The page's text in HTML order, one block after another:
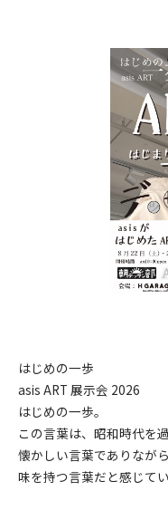
はじめの一歩
asis ART 展示会 2026
はじめの一歩。
この言葉は、昭和時代を
懐かしい言葉でありなが
味を持つ言葉だと感じてい